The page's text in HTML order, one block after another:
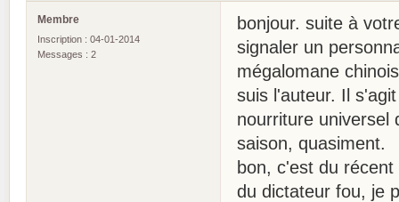
Membre
Inscription : 04-01-2014
Messages : 2
bonjour. suite à
signaler un
mégalomane
suis l'auteur. Il
nourriture universel
saison, quasiment.
bon, c'est du
du dictateur fou, je